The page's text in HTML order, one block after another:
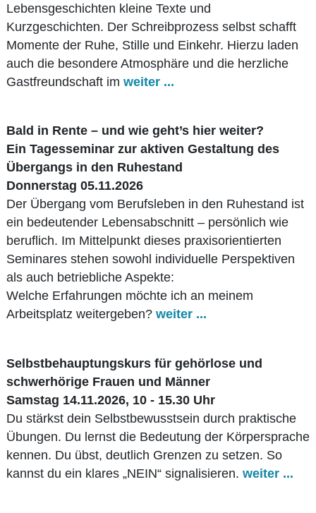
Lebensgeschichten kleine Texte und
Kurzgeschichten. Der Schreibprozess selbst schafft
Momente der Ruhe, Stille und Einkehr. Hierzu laden
auch die besondere Atmosphäre und die herzliche
Gastfreundschaft im weiter ...
Bald in Rente – und wie geht’s hier weiter?
Ein Tagesseminar zur aktiven Gestaltung des
Übergangs in den Ruhestand
Donnerstag 05.11.2026
Der Übergang vom Berufsleben in den Ruhestand ist
ein bedeutender Lebensabschnitt – persönlich wie
beruflich. Im Mittelpunkt dieses praxisorientierten
Seminares stehen sowohl individuelle Perspektiven
als auch betriebliche Aspekte:
Welche Erfahrungen möchte ich an meinem
Arbeitsplatz weitergeben? weiter ...
Selbstbehauptungskurs für gehörlose und
schwerhörige Frauen und Männer
​Samstag 14.11.2026, 10 - 15.30 Uhr
Du stärkst dein Selbstbewusstsein durch praktische
Übungen. Du lernst die Bedeutung der Körpersprache
kennen. Du übst, deutlich Grenzen zu setzen. So
kannst du ein klares „NEIN“ signalisieren. weiter ...